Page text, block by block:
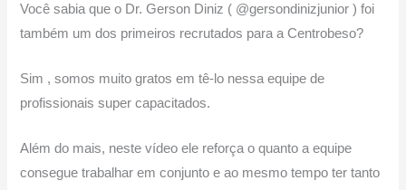
Você sabia que o Dr. Gerson Diniz ( @gersondinizjunior ) foi
também um dos primeiros recrutados para a Centrobeso?
Sim , somos muito gratos em tê-lo nessa equipe de
profissionais super capacitados.
Além do mais, neste vídeo ele reforça o quanto a equipe
consegue trabalhar em conjunto e ao mesmo tempo ter tanto